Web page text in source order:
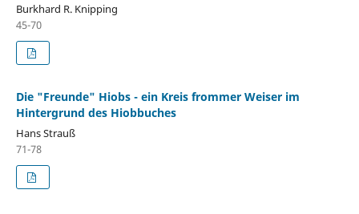
Burkhard R. Knipping
45-70
Die "Freunde" Hiobs - ein Kreis frommer Weiser im
Hintergrund des Hiobbuches
Hans Strauß
71-78